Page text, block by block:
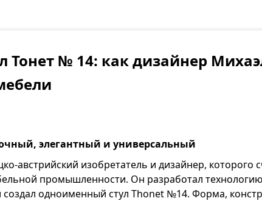
Тонет № 14: как дизайнер
элегантный и универсальный
австрийский изобретатель и дизайнер, которого
промышленности. Он разработал
одноименный стул Thonet №14. Форма,